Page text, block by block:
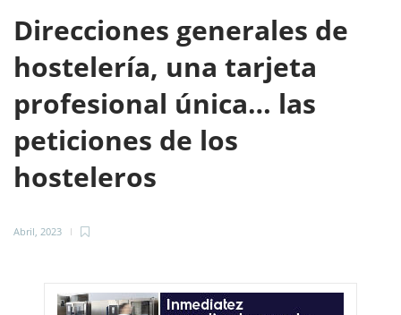
Direcciones generales de
hostelería, una tarjeta
profesional única… las
peticiones de los
hosteleros
Abril, 2023